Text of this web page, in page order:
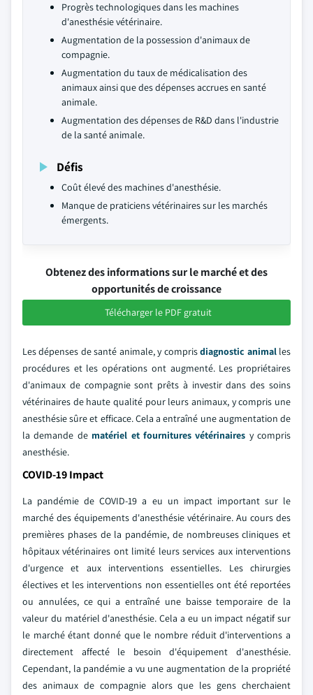
Progrès technologiques dans les machines
d'anesthésie vétérinaire.
Augmentation de la possession d'animaux de
compagnie.
Augmentation du taux de médicalisation des
animaux ainsi que des dépenses accrues en santé
animale.
Augmentation des dépenses de R&D dans l'industrie
de la santé animale.
Défis
Coût élevé des machines d'anesthésie.
Manque de praticiens vétérinaires sur les marchés
émergents.
Obtenez des informations sur le marché et des
opportunités de croissance
Télécharger le PDF gratuit
Les dépenses de santé animale, y comprisdiagnostic animalles
procédures et les opérations ont augmenté. Les propriétaires
d'animaux de compagnie sont prêts à investir dans des soins
vétérinaires de haute qualité pour leurs animaux, y compris une
anesthésie sûre et efficace. Cela a entraîné une augmentation de
la demande de matériel et fournitures vétérinaires y compris
anesthésie.
COVID-19 Impact
La pandémie de COVID-19 a eu un impact important sur le
marché des équipements d'anesthésie vétérinaire. Au cours des
premières phases de la pandémie, de nombreuses cliniques et
hôpitaux vétérinaires ont limité leurs services aux interventions
d'urgence et aux interventions essentielles. Les chirurgies
électives et les interventions non essentielles ont été reportées
ou annulées, ce qui a entraîné une baisse temporaire de la
valeur du matériel d'anesthésie. Cela a eu un impact négatif sur
le marché étant donné que le nombre réduit d'interventions a
directement affecté le besoin d'équipement d'anesthésie.
Cependant, la pandémie a vu une augmentation de la propriété
des animaux de compagnie alors que les gens cherchaient